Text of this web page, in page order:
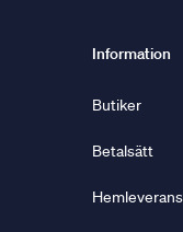
Information
Butiker
Betalsätt